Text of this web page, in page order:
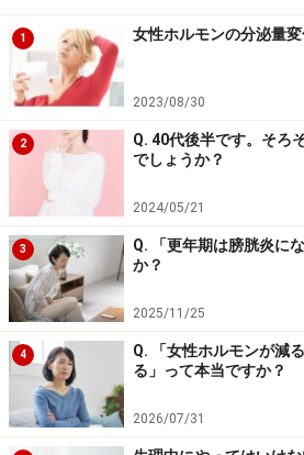
1 女性ホルモンの分泌量
2023/08/30
2
Q. 40代後半です。そろ
でしょうか？
2024/05/21
3
Q. 「更年期は膀胱炎に
か？
2025/11/25
4
Q. 「女性ホルモンが減
る」って本当ですか？
2026/07/31